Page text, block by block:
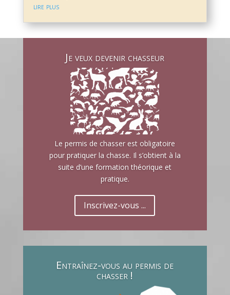
lire plus
Je veux devenir chasseur
Le permis de chasser est obligatoire
pour pratiquer la chasse. Il s’obtient à la
suite d’une formation théorique et
pratique.
Inscrivez-vous ...
Entraînez-vous au permis de
chasser !